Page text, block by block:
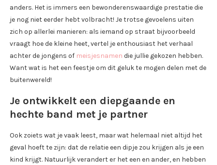
anders. Het is immers een bewonderenswaardige prestatie die
je nog niet eerder hebt volbracht! Je trotse gevoelens uiten
zich op allerlei manieren: als iemand op straat bijvoorbeeld
vraagt hoe de kleine heet, vertel je enthousiast het verhaal
achter de jongens of meisjesnamen die jullie gekozen hebben.
Want wat is het een feestje om dit geluk te mogen delen met de
buitenwereld!
Je ontwikkelt een diepgaande en
hechte band met je partner
Ook zoiets wat je vaak leest, maar wat helemaal niet altijd het
geval hoeft te zijn: dat de relatie een dipje zou krijgen als je een
kind krijgt. Natuurlijk verandert er het een en ander, en hebben